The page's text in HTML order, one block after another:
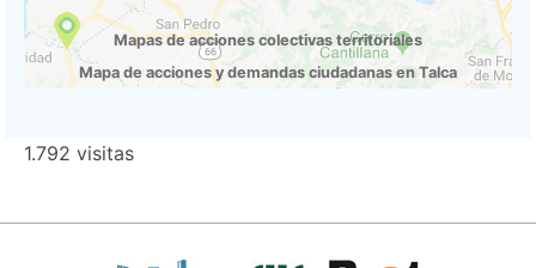
Mapas de acciones colectivas territoriales
Mapa de acciones y demandas ciudadanas en Talca
1.792 visitas